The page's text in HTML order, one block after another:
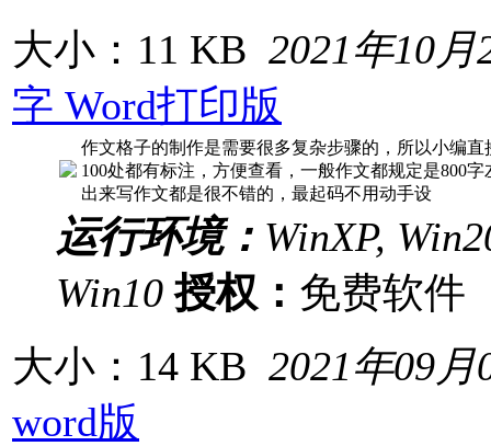
大小：11 KB 2021年10月
字 Word打印版
作文格子的制作是需要很多复杂步骤的，所以小编
100处都有标注，方便查看，一般作文都规定是800
出来写作文都是很不错的，最起码不用动手设
运行环境： WinXP,
Win10 授权： 免费软
大小：14 KB 2021年09月
word版